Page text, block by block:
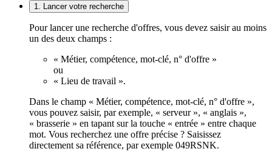
1. Lancer votre recherche
Pour lancer une recherche d'offres, vous devez saisir au moins
un des deux champs :
« Métier, compétence, mot-clé, n° d'offre »
ou
« Lieu de travail ».
Dans le champ « Métier, compétence, mot-clé, n° d'offre »,
vous pouvez saisir, par exemple, « serveur », « anglais »,
« brasserie » en tapant sur la touche « entrée » entre chaque
mot. Vous recherchez une offre précise ? Saisissez
directement sa référence, par exemple 049RSNK.